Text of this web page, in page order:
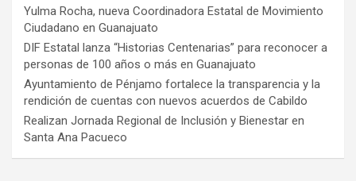
Yulma Rocha, nueva Coordinadora Estatal de Movimiento
Ciudadano en Guanajuato
DIF Estatal lanza “Historias Centenarias” para reconocer a
personas de 100 años o más en Guanajuato
Ayuntamiento de Pénjamo fortalece la transparencia y la
rendición de cuentas con nuevos acuerdos de Cabildo
Realizan Jornada Regional de Inclusión y Bienestar en
Santa Ana Pacueco